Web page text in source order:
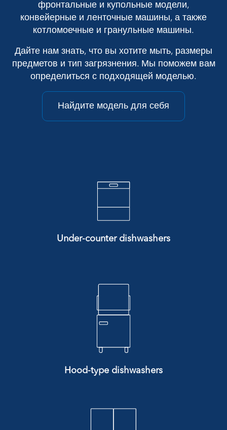
фронтальные и купольные модели,
конвейерные и ленточные машины, а также
котломоечные и гранульные машины.
Дайте нам знать, что вы хотите мыть, размеры
предметов и тип загрязнения. Мы поможем вам
определиться с подходящей моделью.
Найдите модель для себя
Under-counter dishwashers
Hood-type dishwashers